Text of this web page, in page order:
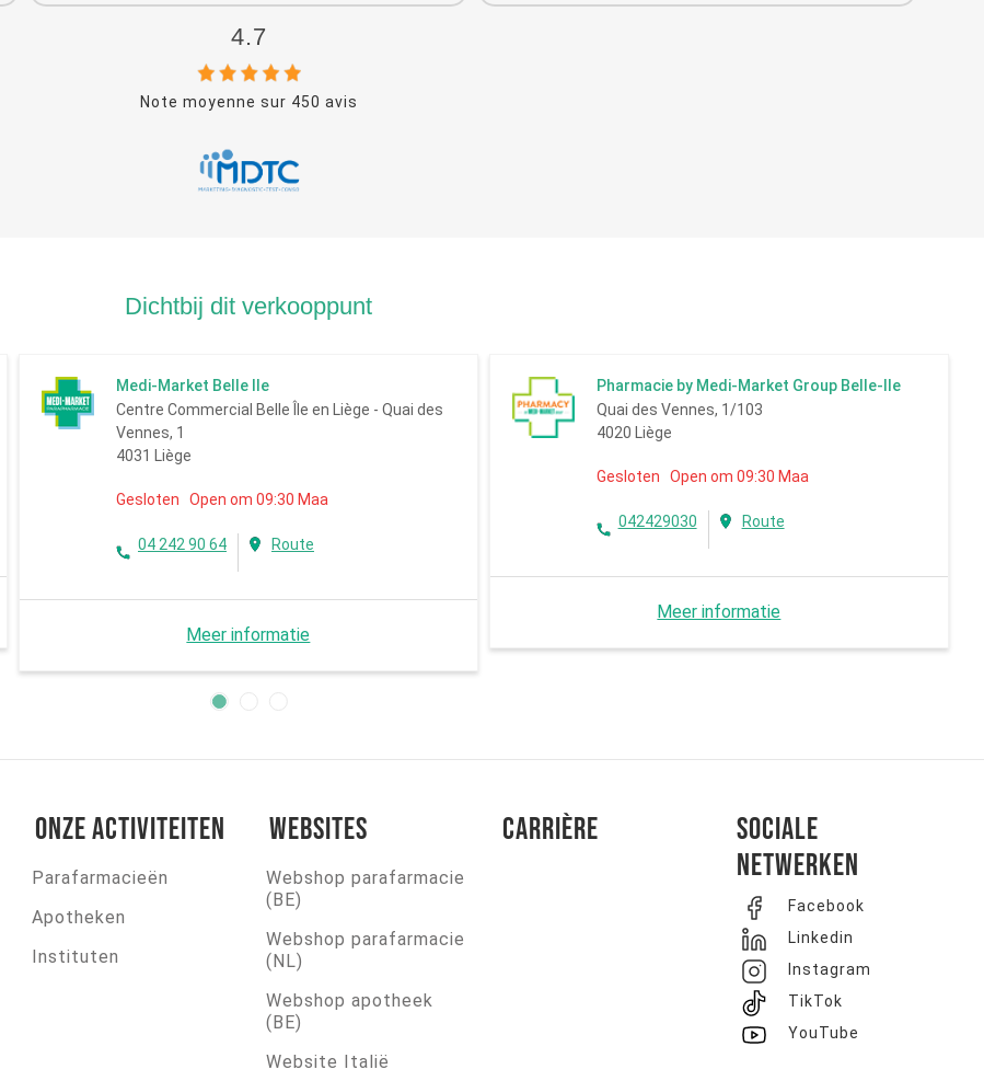
personne a qui j'ai eu à faire est au mieux une
4.7
Note moyenne sur 450 avis
Dichtbij dit verkooppunt
Medi-Market Belle Ile
Centre Commercial Belle Île en Liège - Quai des
Vennes, 1
4031 Liège
Gesloten Open om 09:30 Maa
04 242 90 64 Route
Meer informatie
Pharmacie by Medi-Market Group Belle-Ile
Quai des Vennes, 1/103
4020 Liège
Gesloten Open om 09:30 Maa
042429030 Route
Meer informatie
Onze activiteiten
Parafarmacieën
Apotheken
Instituten
Websites
Webshop parafarmacie
(BE)
Webshop parafarmacie
(NL)
Webshop apotheek
(BE)
Website Italië
Carrière
Sociale
netwerken
Facebook
Linkedin
Instagram
TikTok
YouTube